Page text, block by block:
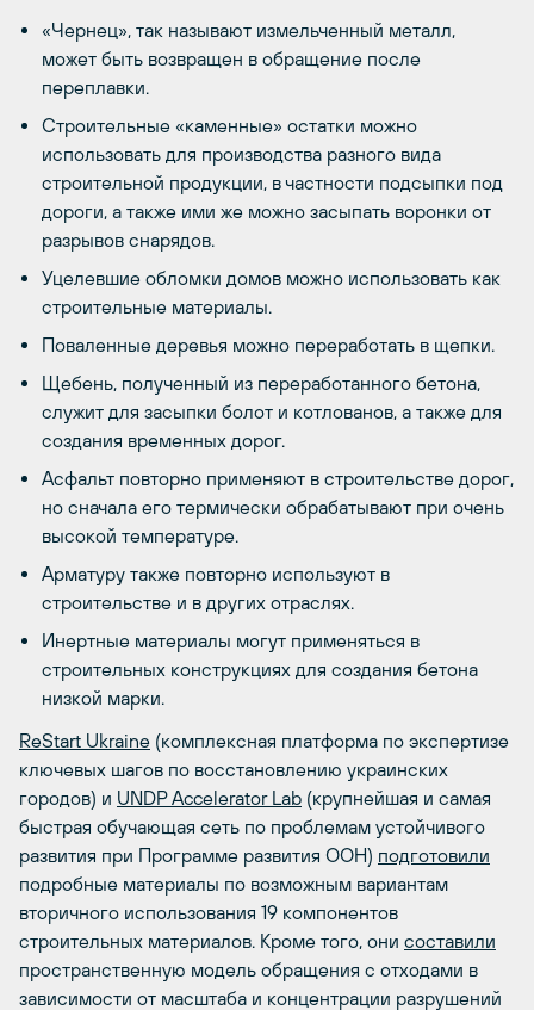
«Чернец», так называют измельченный металл,
может быть возвращен в обращение после
переплавки.
Строительные «каменные» остатки можно
использовать для производства разного вида
строительной продукции, в частности подсыпки под
дороги, а также ими же можно засыпать воронки от
разрывов снарядов.
Уцелевшие обломки домов можно использовать как
строительные материалы.
Поваленные деревья можно переработать в щепки.
Щебень, полученный из переработанного бетона,
служит для засыпки болот и котлованов, а также для
создания временных дорог.
Асфальт повторно применяют в строительстве дорог,
но сначала его термически обрабатывают при очень
высокой температуре.
Арматуру также повторно используют в
строительстве и в других отраслях.
Инертные материалы могут применяться в
строительных конструкциях для создания бетона
низкой марки.
ReStart Ukraine (комплексная платформа по экспертизе
ключевых шагов по восстановлению украинских
городов) и UNDP Accelerator Lab (крупнейшая и самая
быстрая обучающая сеть по проблемам устойчивого
развития при Программе развития ООН) подготовили
подробные материалы по возможным вариантам
вторичного использования 19 компонентов
строительных материалов. Кроме того, они составили
пространственную модель обращения с отходами в
зависимости от масштаба и концентрации разрушений